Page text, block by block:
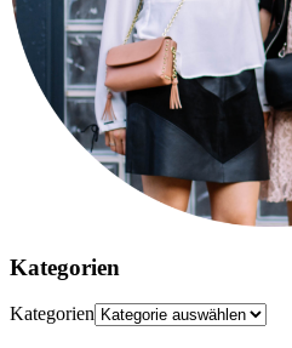
Kategorien
Kategorien